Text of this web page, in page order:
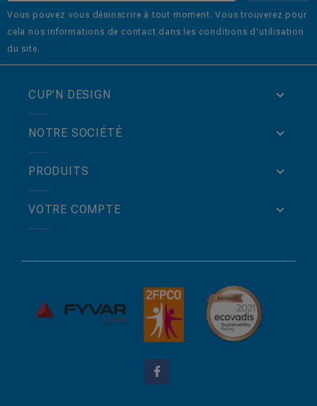
Vous pouvez vous désinscrire à tout moment. Vous trouverez pour
cela nos informations de contact dans les conditions d'utilisation
du site.
CUP’N DESIGN
NOTRE SOCIÉTÉ
PRODUITS
VOTRE COMPTE